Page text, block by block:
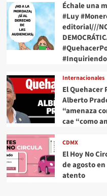
Échale una
#Luy
editorial///NO
Internacionales
El
Alberto
“amenaza
cae “como
CDMX
El Hoy No
de agosto
atento